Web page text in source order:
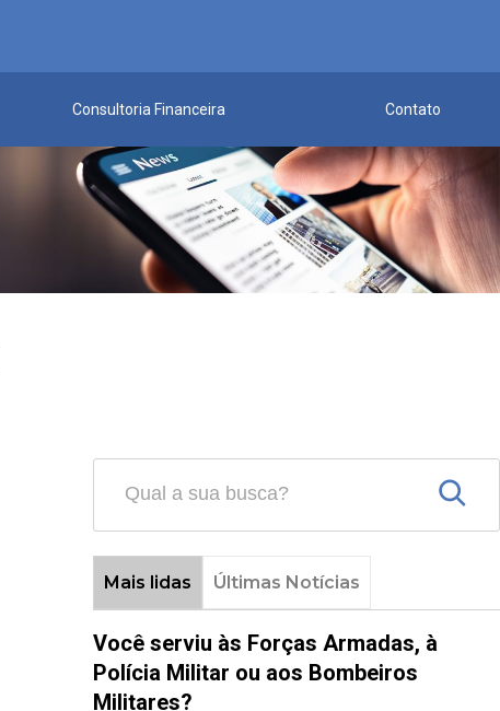
Consultoria Financeira Contato
Mais lidas Últimas Notícias
Você serviu às Forças Armadas, à
Polícia Militar ou aos Bombeiros
Militares?